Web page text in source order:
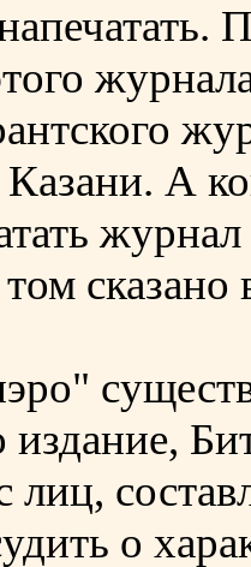
Казани. А
издание,
лиц,
о